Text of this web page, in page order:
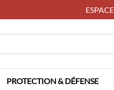
PROTECTION & DÉFENSE